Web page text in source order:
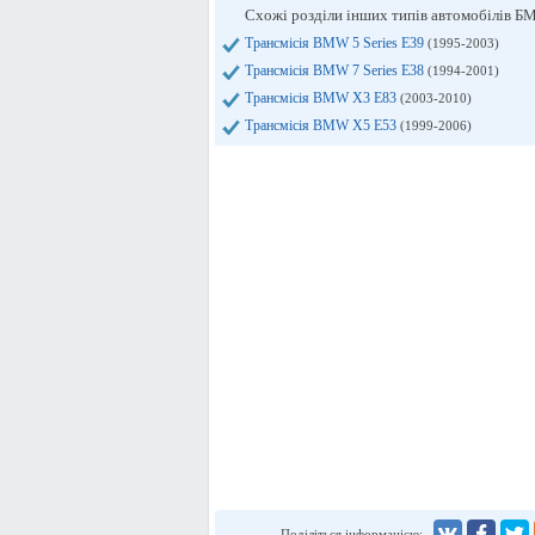
Схожі розділи інших типів автомобілів
Трансмісія BMW 5 Series E39 (1995-2003)
Трансмісія BMW 7 Series E38 (1994-2001)
Трансмісія BMW X3 E83 (2003-2010)
Трансмісія BMW X5 E53 (1999-2006)